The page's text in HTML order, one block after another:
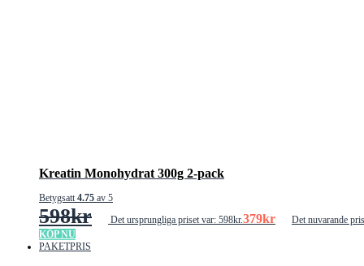
Kreatin Monohydrat 300g 2-pack
Betygsatt 4.75 av 5
598kr Det ursprungliga priset var: 598kr.379kr
Det nuvarande
KÖP NU
PAKETPRIS